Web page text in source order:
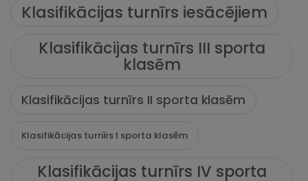
Klasifikācijas turnīrs iesācējiem
Klasifikācijas turnīrs III sporta
klasēm
Klasifikācijas turnīrs II sporta klasēm
Klasifikācijas turnīrs I sporta klasēm
Klasifikācijas turnīrs IV sporta